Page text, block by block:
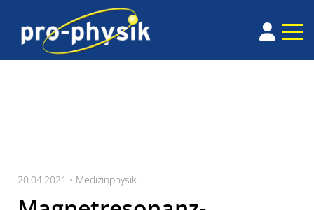
20.04.2021 • Medizinphysik